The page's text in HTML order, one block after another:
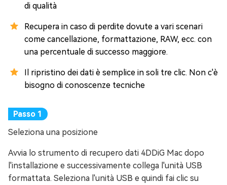
di qualità
Recupera in caso di perdite dovute a vari scenari
come cancellazione, formattazione, RAW, ecc. con
una percentuale di successo maggiore.
Il ripristino dei dati è semplice in soli tre clic. Non c'è
bisogno di conoscenze tecniche
Seleziona una posizione
Avvia lo strumento di recupero dati 4DDiG Mac dopo
l'installazione e successivamente collega l'unità USB
formattata. Seleziona l'unità USB e quindi fai clic su